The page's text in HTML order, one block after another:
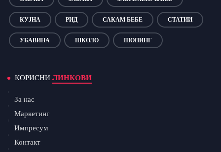
КУЈНА РИД САКАМ БЕБЕ СТАТИИ
УБАВИНА ШКОЛО ШОПИНГ
КОРИСНИ ЛИНКОВИ
За нас
Маркетинг
Импресум
Контакт